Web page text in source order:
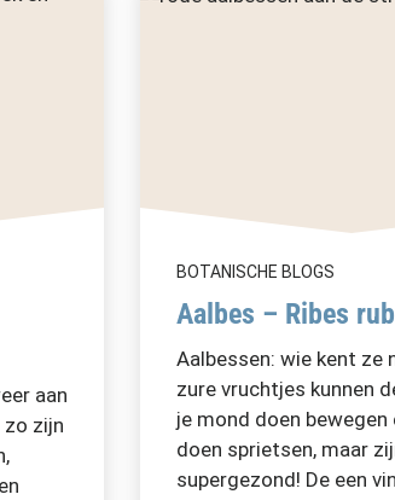
aan
zijn
BOTANISCHE BLOGS
Aalbes – Ribes
Aalbessen: wie kent ze
zure vruchtjes kunnen
je mond doen bewegen
doen sprietsen, maar
supergezond! De een